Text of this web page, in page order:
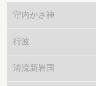
守内かさ神
行波
清流新岩国